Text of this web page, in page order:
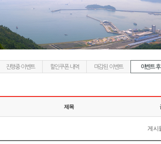
진행중 이벤트 할인쿠폰 내역 마감된 이벤트 이벤트 후
제목
게시